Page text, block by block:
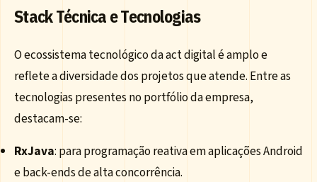
Stack Técnica e Tecnologias
O ecossistema tecnológico da act digital é amplo e
reflete a diversidade dos projetos que atende. Entre as
tecnologias presentes no portfólio da empresa,
destacam-se:
RxJava: para programação reativa em aplicações Android
e back-ends de alta concorrência.